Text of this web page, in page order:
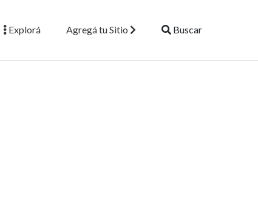
Explorá Agregá tu Sitio Buscar